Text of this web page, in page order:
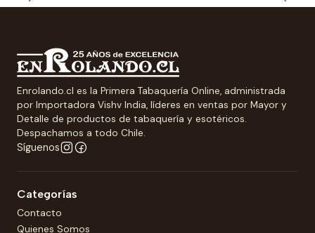
Enrolando.cl es la Primera Tabaquería Online, administrada
por Importadora Vishv India, líderes en ventas por Mayor y
Detalle de productos de tabaquería y esotéricos.
Despachamos a todo Chile.
Síguenos
Categorías
Contacto
Quienes Somos